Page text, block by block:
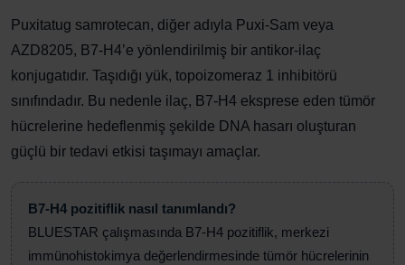
Puxitatug samrotecan, diğer adıyla Puxi-Sam veya
AZD8205, B7-H4’e yönlendirilmiş bir antikor-ilaç
konjugatıdır. Taşıdığı yük, topoizomeraz 1 inhibitörü
sınıfındadır. Bu nedenle ilaç, B7-H4 eksprese eden tümör
hücrelerine hedeflenmiş şekilde DNA hasarı oluşturan
güçlü bir tedavi etkisi taşımayı amaçlar.
B7-H4 pozitiflik nasıl tanımlandı?
BLUESTAR çalışmasında B7-H4 pozitiflik, merkezi
immünohistokimya değerlendirmesinde tümör hücrelerinin